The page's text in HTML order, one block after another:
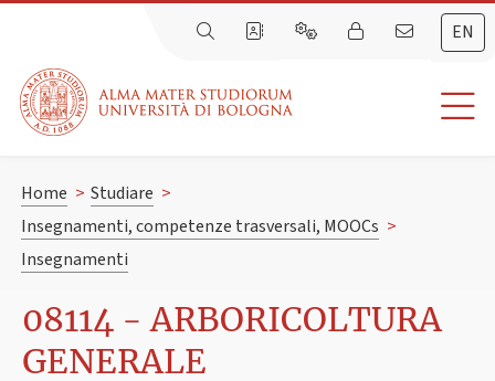
EN
Home > Studiare >
Insegnamenti, competenze trasversali, MOOCs >
Insegnamenti
08114 - ARBORICOLTURA
GENERALE